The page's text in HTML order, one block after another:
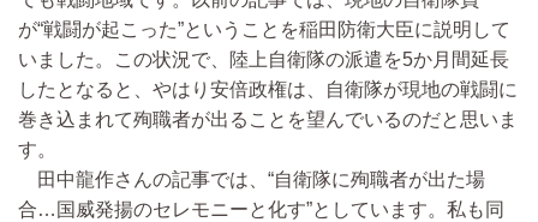
が“戦闘が起こった”ということを稲田防衛大臣に説明して
いました。この状況で、陸上自衛隊の派遣を5か月間延長
したとなると、やはり安倍政権は、自衛隊が現地の戦闘に
巻き込まれて殉職者が出ることを望んでいるのだと思いま
す。
田中龍作さんの記事では、“自衛隊に殉職者が出た場
合…国威発揚のセレモニーと化す”としています。私も同